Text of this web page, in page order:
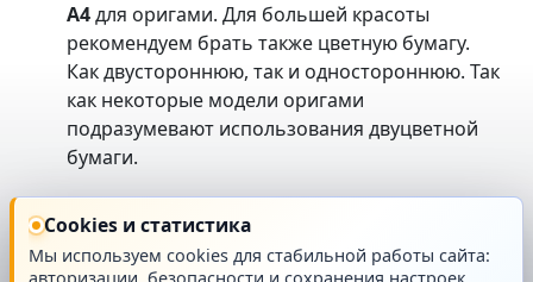
А4для оригами. Для большей красоты
рекомендуем брать также цветную бумагу.
Как двустороннюю, так и одностороннюю. Так
как некоторые модели оригами
подразумевают использования двуцветной
бумаги.
P.S. Если вам кажется, что вы уже видели похожую
модель ингредиентов и солей, то вам не кажется.
Мы частично взяли ее с ПРИ “Ливень”, за что МГ
Cookies и статистика
Мы используем cookies для стабильной работы сайта: